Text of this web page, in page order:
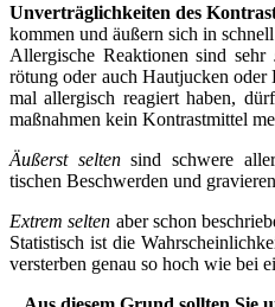
Unver­träg­lich­kei­ten des
kom­men und äußern sich in
All­er­gi­sche Reak­tio­nen sind sehr
rötung oder auch Haut­­jucken
mal all­er­gisch reagiert haben,
maßnahmen kein Kontrast­­mittel
Äußerst sel­tensind schwe­re
tischen Be­­schwerden und
Extrem sel­ten aber schon
Sta­tis­tisch ist die
ver­­sterben genau so hoch wie bei